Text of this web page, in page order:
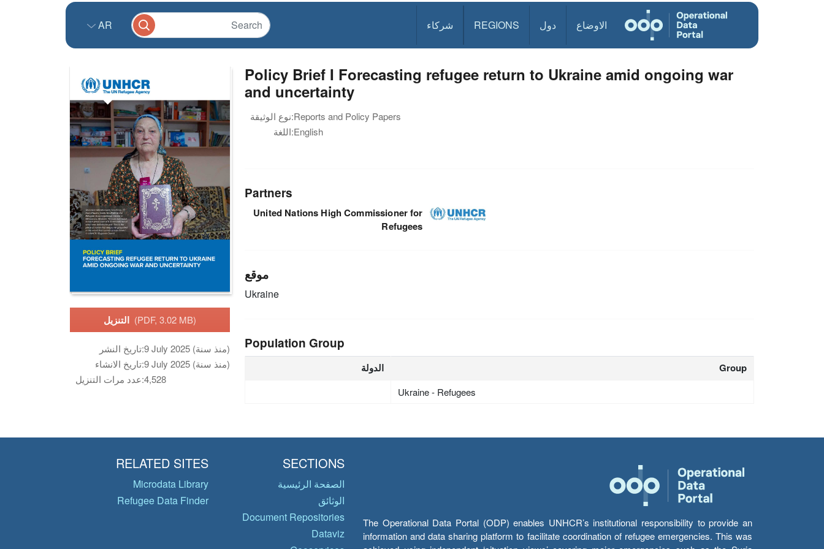
الاوضاع دول REGIONS شركاء AR
(PDF, 3.02 MB)
تاريخ النشر:
9 July 2025 (منذ سنة)
تاريخ الانشاء:
9 July 2025 (منذ سنة)
عدد مرات التنزيل:4,528
Policy Brief I Forecasting refugee return to Ukraine amid ongoing war
and uncertainty
نوع الوثيقة:Reports and Policy Papers
اللغة:English
Partners
United Nations High Commissioner for
Refugees
موقع
Ukraine
Population Group
الدولة Group
Ukraine - Refugees
The Operational Data Portal (ODP) enables UNHCR’s institutional responsibility to provide an
information and data sharing platform to facilitate coordination of refugee emergencies. This was
SECTIONS
الصفحة الرئيسية
الوثائق
Document Repositories
Dataviz
RELATED SITES
Microdata Library
Refugee Data Finder